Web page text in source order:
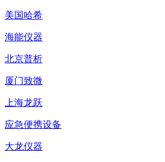
美国哈希
海能仪器
北京普析
厦门致微
上海龙跃
应急便携设备
大龙仪器